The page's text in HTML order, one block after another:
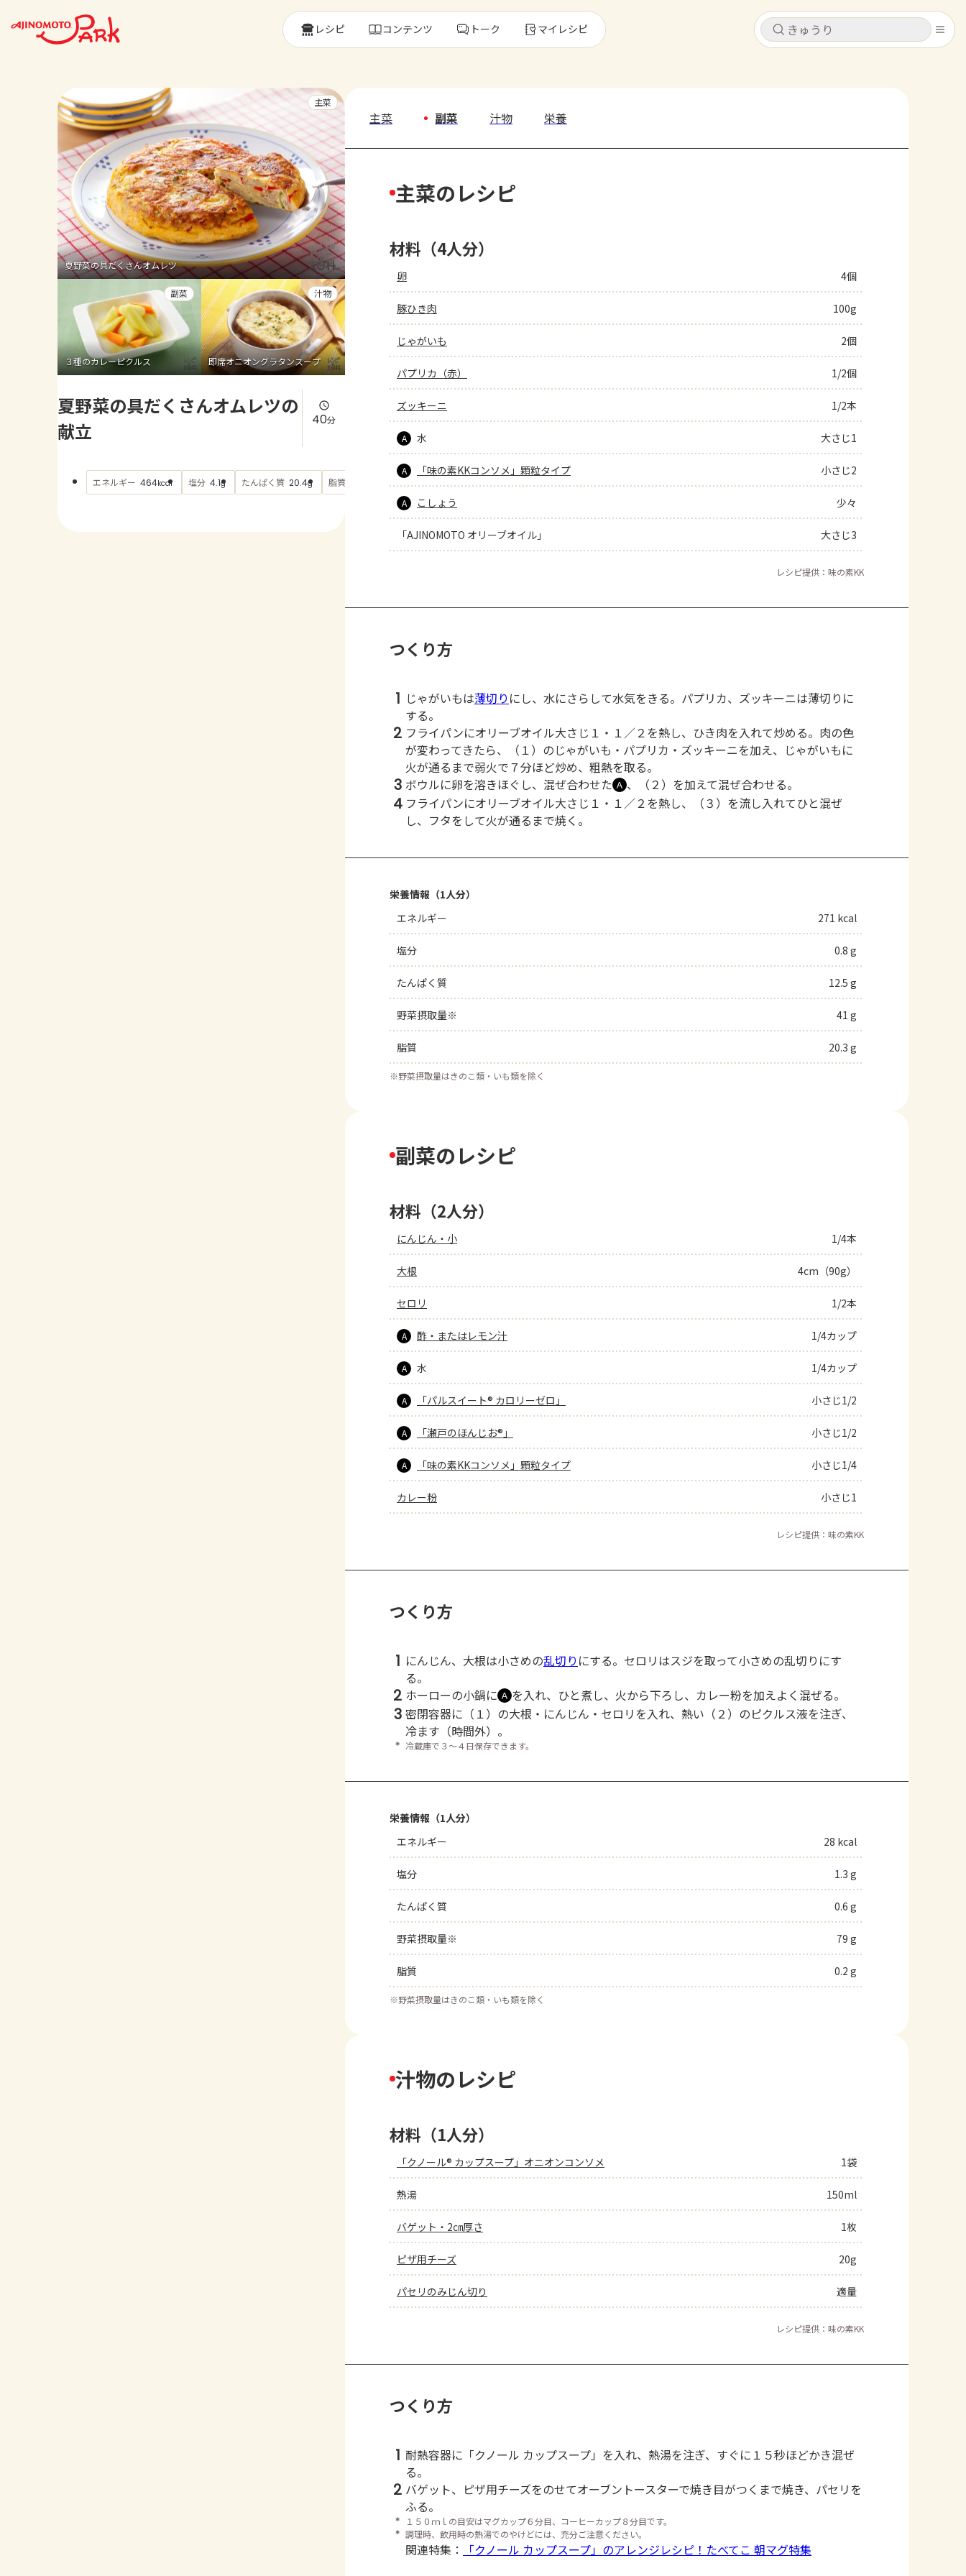
キャンセル
よくあるお問い合わせ
お買い物
キャンセル
レシピ コンテンツ トーク マイレシピ
夏野菜の具だくさんオムレツ
主菜
３種のカレーピクルス
副菜
即席オニオングラタンスープ
汁物
夏野菜の具だくさんオムレツの
献立
40分
エネルギー 464kcal 塩分 4.1g たんぱく質 20.4g 脂質 もっと見る
主菜 副菜 汁物 栄養
主菜のレシピ
材料（4人分）
卵 4個
豚ひき肉 100g
じゃがいも 2個
パプリカ（赤） 1/2個
ズッキーニ 1/2本
A 水 大さじ1
A 「味の素KKコンソメ」顆粒タイプ 小さじ2
A こしょう 少々
「AJINOMOTO オリーブオイル」 大さじ3
レシピ提供：味の素KK
つくり方
1 じゃがいもは薄切り にし、水にさらして水気をきる。パプリカ、ズッキーニは薄切りに
する。
2 フライパンにオリーブオイル大さじ１・１／２を熱し、ひき肉を入れて炒める。肉の色
が変わってきたら、（１）のじゃがいも・パプリカ・ズッキーニを加え、じゃがいもに
火が通るまで弱火で７分ほど炒め、粗熱を取る。
3 ボウルに卵を溶きほぐし、混ぜ合わせた Ａ 、（２）を加えて混ぜ合わせる。
4 フライパンにオリーブオイル大さじ１・１／２を熱し、（３）を流し入れてひと混ぜ
し、フタをして火が通るまで焼く。
栄養情報（1人分）
エネルギー
271 kcal
塩分 0.8 g
たんぱく質 12.5 g
野菜摂取量※ 41 g
脂質 20.3 g
※野菜摂取量はきのこ類・いも類を除く
副菜のレシピ
材料（2人分）
にんじん・小 1/4本
大根 4cm（90g）
セロリ 1/2本
A 酢・またはレモン汁 1/4カップ
A 水 1/4カップ
A 「パルスイート® カロリーゼロ」 小さじ1/2
A 「瀬戸のほんじお®」 小さじ1/2
A 「味の素KKコンソメ」顆粒タイプ 小さじ1/4
カレー粉 小さじ1
レシピ提供：味の素KK
つくり方
1 にんじん、大根は小さめの乱切り にする。セロリはスジを取って小さめの乱切りにす
る。
2 ホーローの小鍋に Ａ を入れ、ひと煮し、火から下ろし、カレー粉を加えよく混ぜる。
3 密閉容器に（１）の大根・にんじん・セロリを入れ、熱い（２）のピクルス液を注ぎ、
冷ます（時間外）。
＊ 冷蔵庫で３～４日保存できます。
栄養情報（1人分）
エネルギー
28 kcal
塩分 1.3 g
たんぱく質 0.6 g
野菜摂取量※ 79 g
脂質 0.2 g
※野菜摂取量はきのこ類・いも類を除く
汁物のレシピ
材料（1人分）
「クノール® カップスープ」オニオンコンソメ 1袋
熱湯 150ml
バゲット・2㎝厚さ 1枚
ピザ用チーズ 20g
パセリのみじん切り 適量
レシピ提供：味の素KK
つくり方
1 耐熱容器に「クノール カップスープ」を入れ、熱湯を注ぎ、すぐに１５秒ほどかき混ぜ
る。
2 バゲット、ピザ用チーズをのせてオーブントースターで焼き目がつくまで焼き、パセリを
ふる。
＊
１５０ｍｌの目安はマグカップ６分目、コーヒーカップ８分目です。
＊ 調理時、飲用時の熱湯でのやけどには、充分ご注意ください。
関連特集： 「クノール カップスープ」のアレンジレシピ！たべてこ 朝マグ特集